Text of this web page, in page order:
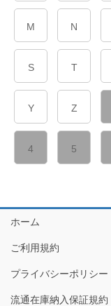
M N
S T
Y Z
4 5
ホーム
ご利用規約
プライバシーポリシー
流通在庫納入保証規約